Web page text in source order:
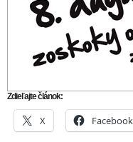
Zdieľajte článok:
X Facebook